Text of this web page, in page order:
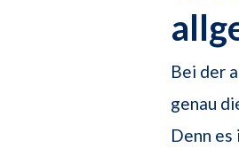
Bei der
genau
Denn es